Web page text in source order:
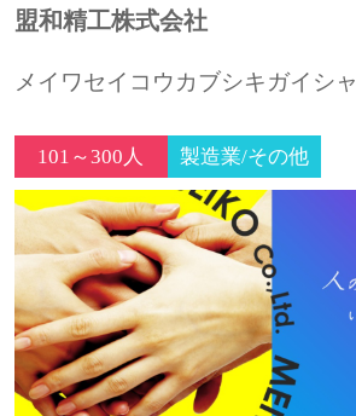
盟和精工株式会社
メイワセイコウカブシキガイシャ
101～300人 製造業/その他